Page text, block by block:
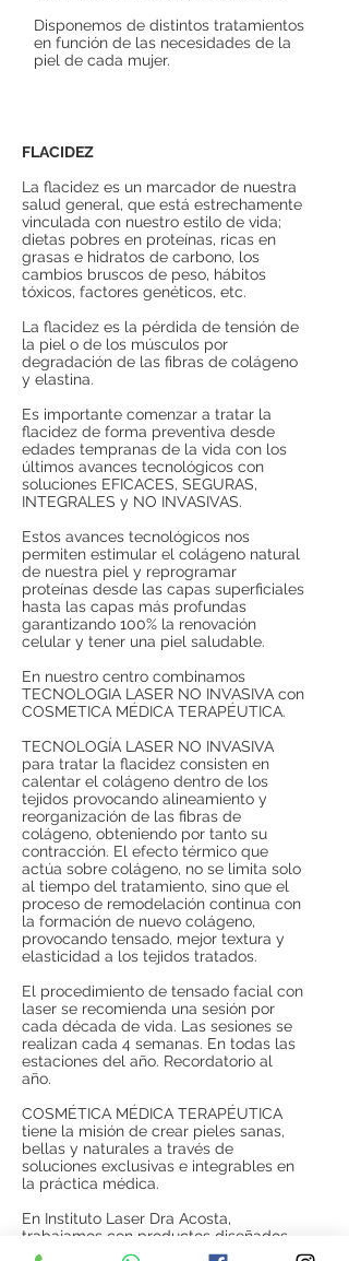
Disponemos de distintos tratamientos
en función de las necesidades de la
piel de cada mujer.
FLACIDEZ
La flacidez es un marcador de nuestra
salud general, que está estrechamente
vinculada con nuestro estilo de vida;
dietas pobres en proteínas, ricas en
grasas e hidratos de carbono, los
cambios bruscos de peso, hábitos
tóxicos, factores genéticos, etc.
La flacidez es la pérdida de tensión de
la piel o de los músculos por
degradación de las fibras de colágeno
y elastina.
Es importante comenzar a tratar la
flacidez de forma preventiva desde
edades tempranas de la vida con los
últimos avances tecnológicos con
soluciones EFICACES, SEGURAS,
INTEGRALES y NO INVASIVAS.
Estos avances tecnológicos nos
permiten estimular el colágeno natural
de nuestra piel y reprogramar
proteínas desde las capas superficiales
hasta las capas más profundas
garantizando 100% la renovación
celular y tener una piel saludable.
En nuestro centro combinamos
TECNOLOGIA LASER NO INVASIVA con
COSMETICA MÉDICA TERAPÉUTICA.
TECNOLOGÍA LASER NO INVASIVA
para tratar la flacidez consisten en
calentar el colágeno dentro de los
tejidos provocando alineamiento y
reorganización de las fibras de
colágeno, obteniendo por tanto su
contracción. El efecto térmico que
actúa sobre colágeno, no se limita solo
al tiempo del tratamiento, sino que el
proceso de remodelación continua con
la formación de nuevo colágeno,
provocando tensado, mejor textura y
elasticidad a los tejidos tratados.
El procedimiento de tensado facial con
laser se recomienda una sesión por
cada década de vida. Las sesiones se
realizan cada 4 semanas. En todas las
estaciones del año. Recordatorio al
año.
COSMÉTICA MÉDICA TERAPÉUTICA
tiene la misión de crear pieles sanas,
bellas y naturales a través de
soluciones exclusivas e integrables en
la práctica médica.
En Instituto Laser Dra Acosta,
trabajamos con productos diseñados
para uso exclusivo por el profesional